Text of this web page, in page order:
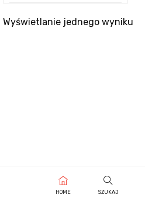
Wyświetlanie jednego wyniku
HOME SZUKAJ